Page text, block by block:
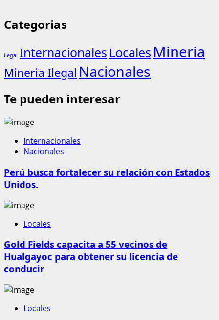
Categorias
ilegal Internacionales Locales Mineria
Mineria Ilegal Nacionales
Te pueden interesar
Internacionales
Nacionales
Perú busca fortalecer su relación con Estados
Unidos.
Locales
Gold Fields capacita a 55 vecinos de
Hualgayoc para obtener su licencia de
conducir
Locales